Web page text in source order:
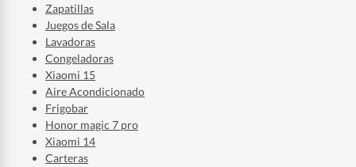
Zapatillas
Juegos de Sala
Lavadoras
Congeladoras
Xiaomi 15
Aire Acondicionado
Frigobar
Honor magic 7 pro
Xiaomi 14
Carteras